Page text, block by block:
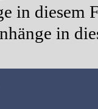
in diesem
in